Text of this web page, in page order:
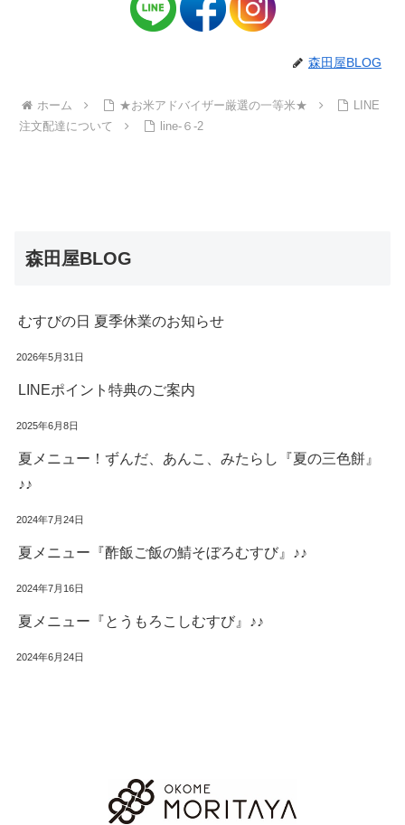
森田屋BLOG
ホーム ★お米アドバイザー厳選の一等米★
LINE
注文配達について
line-６-2
森田屋BLOG
むすびの日 夏季休業のお知らせ
2026年5月31日
LINEポイント特典のご案内
2025年6月8日
夏メニュー！ずんだ、あんこ、みたらし『夏の三色餅』
♪♪
2024年7月24日
夏メニュー『酢飯ご飯の鯖そぼろむすび』♪♪
2024年7月16日
夏メニュー『とうもろこしむすび』♪♪
2024年6月24日